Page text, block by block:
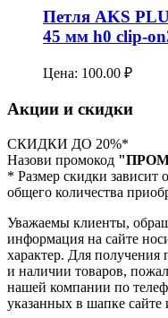
Петля AKS
45 мм h0 clip-
Цена: 100.00 ₽
Акции и скидки
СКИДКИ ДО 20%*
Назови промокод
* Размер скидки зависит
общего количества
Уважаемы клиенты,
информация на сайте
характер. Для
и наличии товаров,
нашей компании по
указанных в шапке сайте